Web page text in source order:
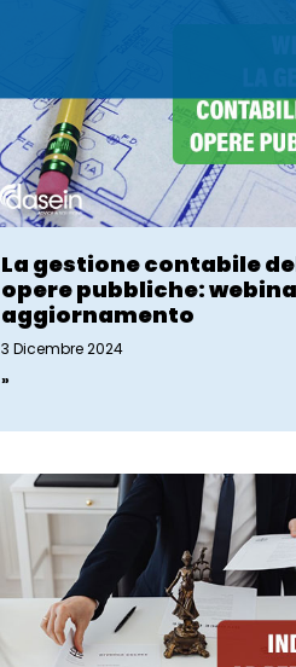
La gestione contabile
opere pubbliche:
aggiornamento
3 Dicembre 2024
»